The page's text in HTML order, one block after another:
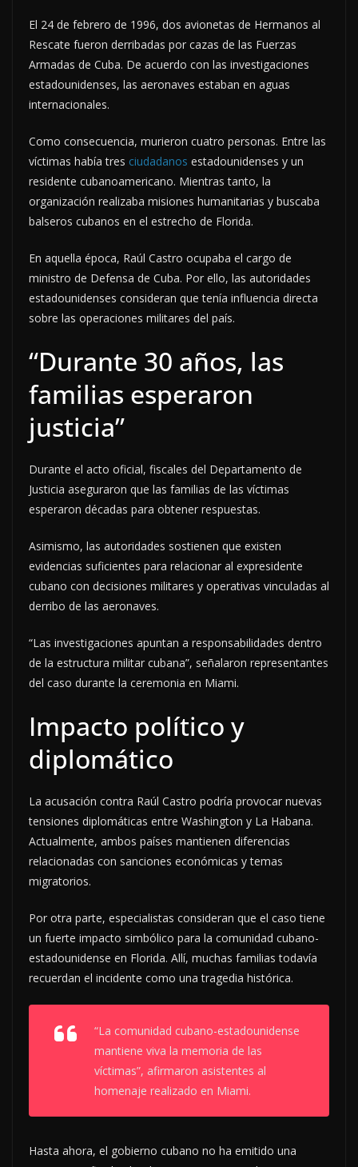
El 24 de febrero de 1996, dos avionetas de Hermanos al
Rescate fueron derribadas por cazas de las Fuerzas
Armadas de Cuba. De acuerdo con las investigaciones
estadounidenses, las aeronaves estaban en aguas
internacionales.
Como consecuencia, murieron cuatro personas. Entre las
víctimas había tres ciudadanos estadounidenses y un
residente cubanoamericano. Mientras tanto, la
organización realizaba misiones humanitarias y buscaba
balseros cubanos en el estrecho de Florida.
En aquella época, Raúl Castro ocupaba el cargo de
ministro de Defensa de Cuba. Por ello, las autoridades
estadounidenses consideran que tenía influencia directa
sobre las operaciones militares del país.
“Durante 30 años, las
familias esperaron
justicia”
Durante el acto oficial, fiscales del Departamento de
Justicia aseguraron que las familias de las víctimas
esperaron décadas para obtener respuestas.
Asimismo, las autoridades sostienen que existen
evidencias suficientes para relacionar al expresidente
cubano con decisiones militares y operativas vinculadas al
derribo de las aeronaves.
“Las investigaciones apuntan a responsabilidades dentro
de la estructura militar cubana”, señalaron representantes
del caso durante la ceremonia en Miami.
Impacto político y
diplomático
La acusación contra Raúl Castro podría provocar nuevas
tensiones diplomáticas entre Washington y La Habana.
Actualmente, ambos países mantienen diferencias
relacionadas con sanciones económicas y temas
migratorios.
Por otra parte, especialistas consideran que el caso tiene
un fuerte impacto simbólico para la comunidad cubano-
estadounidense en Florida. Allí, muchas familias todavía
recuerdan el incidente como una tragedia histórica.
“La comunidad cubano-estadounidense
mantiene viva la memoria de las
víctimas”, afirmaron asistentes al
homenaje realizado en Miami.
Hasta ahora, el gobierno cubano no ha emitido una